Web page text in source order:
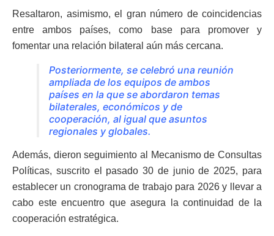
Resaltaron, asimismo, el gran número de coincidencias
entre ambos países, como base para promover y
fomentar una relación bilateral aún más cercana.
Posteriormente, se celebró una reunión
ampliada de los equipos de ambos
países en la que se abordaron temas
bilaterales, económicos y de
cooperación, al igual que asuntos
regionales y globales.
Además, dieron seguimiento al Mecanismo de Consultas
Políticas, suscrito el pasado 30 de junio de 2025, para
establecer un cronograma de trabajo para 2026 y llevar a
cabo este encuentro que asegura la continuidad de la
cooperación estratégica.